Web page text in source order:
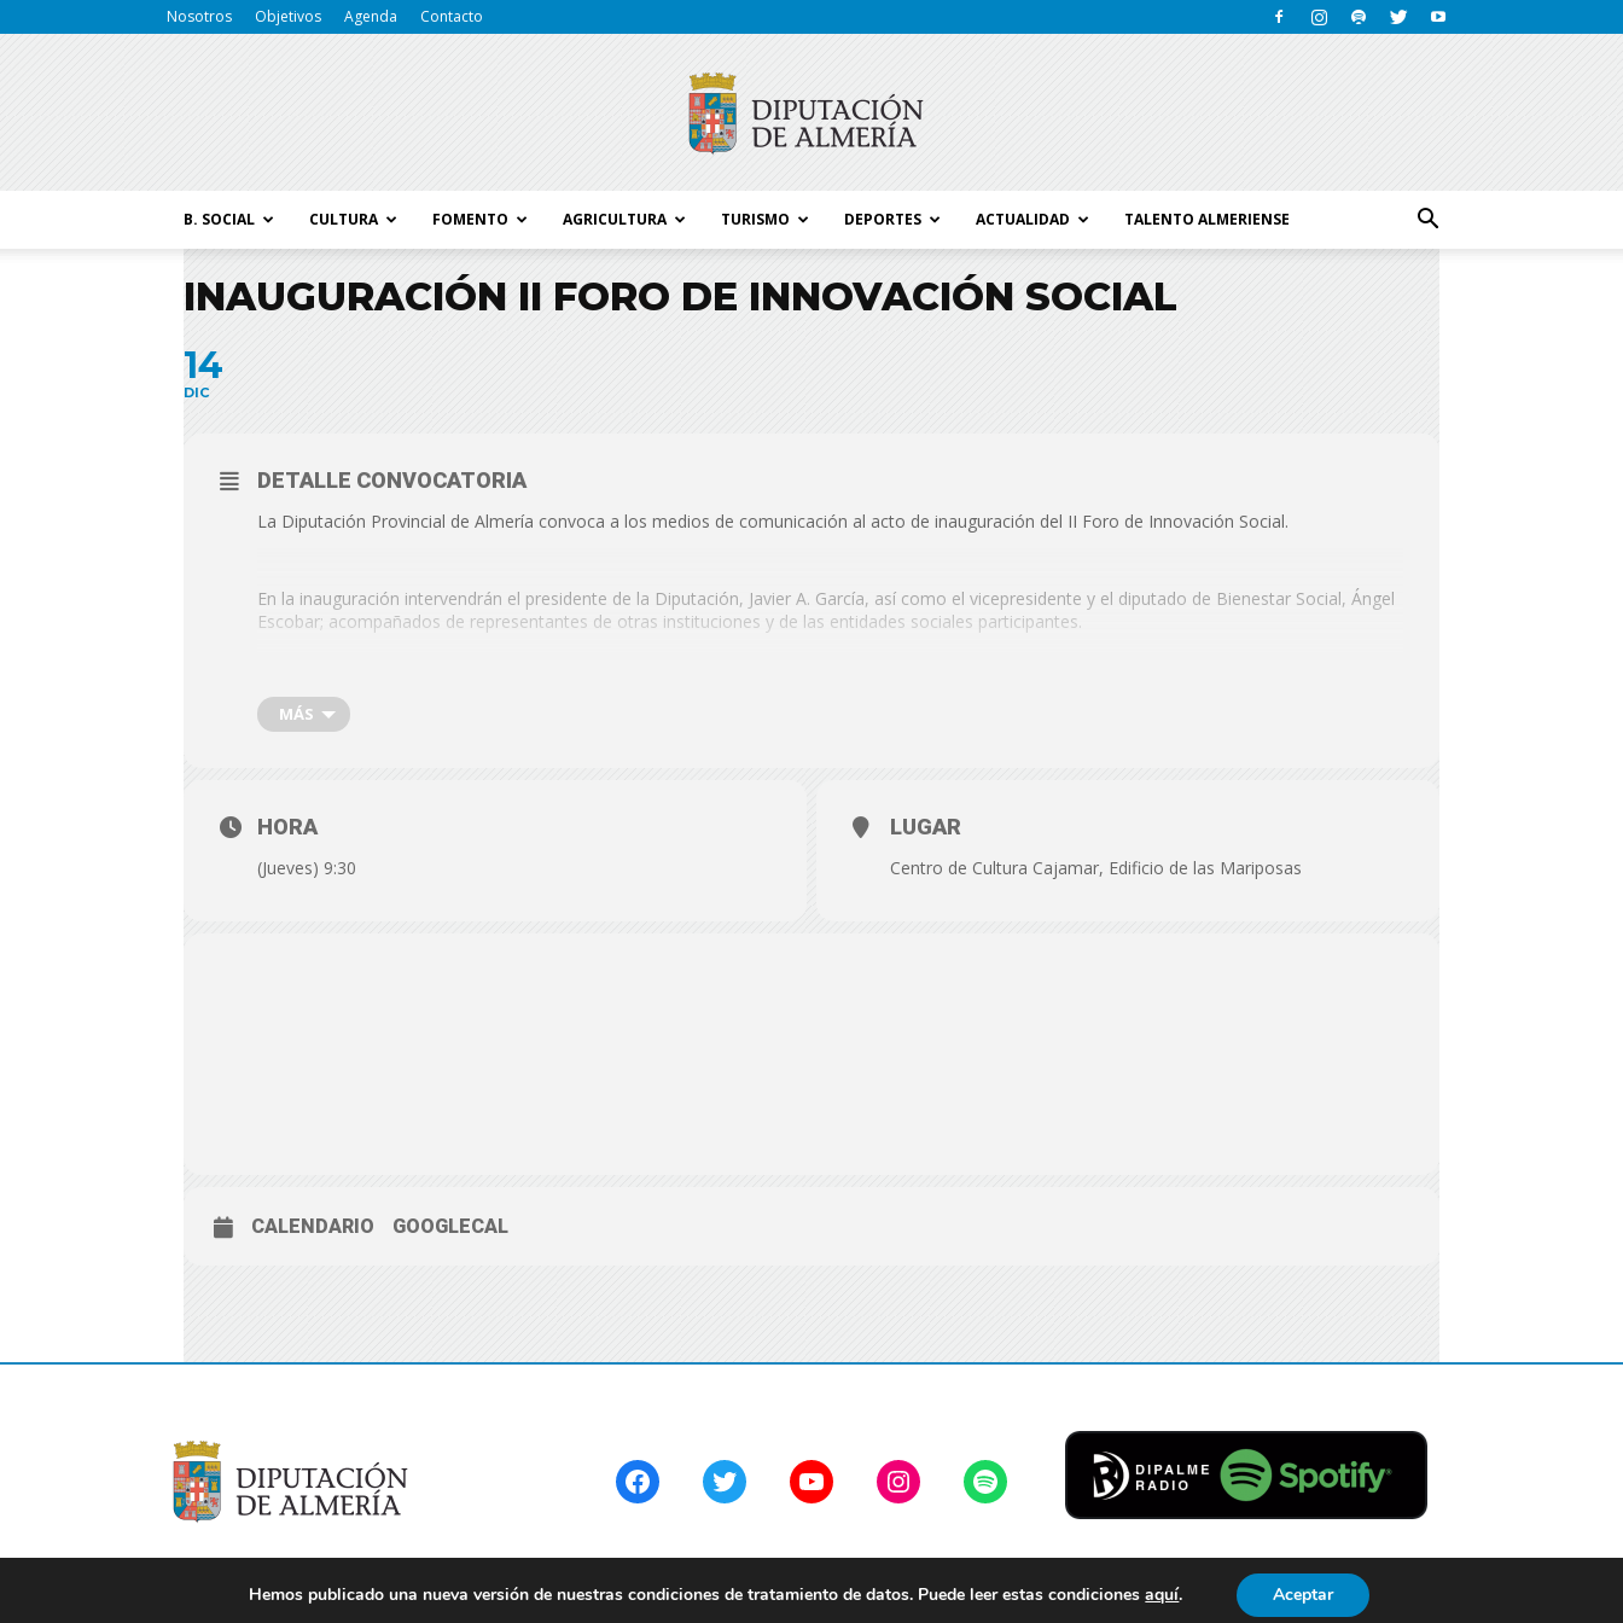
Nosotros Objetivos Agenda Contacto
B. SOCIAL CULTURA FOMENTO AGRICULTURA TURISMO DEPORTES ACTUALIDAD TALENTO ALMERIENSE
INAUGURACIÓN II FORO DE INNOVACIÓN SOCIAL
14
DIC
DETALLE CONVOCATORIA
La Diputación Provincial de Almería convoca a los medios de comunicación al acto de inauguración del II Foro de Innovación Social.
En la inauguración intervendrán el presidente de la Diputación, Javier A. García, así como el vicepresidente y el diputado de Bienestar Social, Ángel
Escobar; acompañados de representantes de otras instituciones y de las entidades sociales participantes.
FECHA: Jueves, 14 de diciembre de 2023
HORA: 09.30 h.
MÁS
HORA
(Jueves) 9:30
LUGAR
Centro de Cultura Cajamar, Edificio de las Mariposas
CALENDARIO GOOGLECAL
FacebookTwitterYouTubeInstagramSpotify
Contacto Aviso Legal Privacidad
© 2021 Diputación de Almería. Todos los derechos reservados.
Hemos publicado una nueva versión de nuestras condiciones de tratamiento de datos. Puede leer estas condicionesaquí. Aceptar